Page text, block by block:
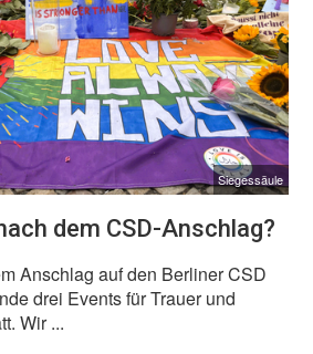
Siegessäule
dem CSD-Anschlag?
Anschlag auf den Berliner CSD
drei Events für Trauer und
Wir ...